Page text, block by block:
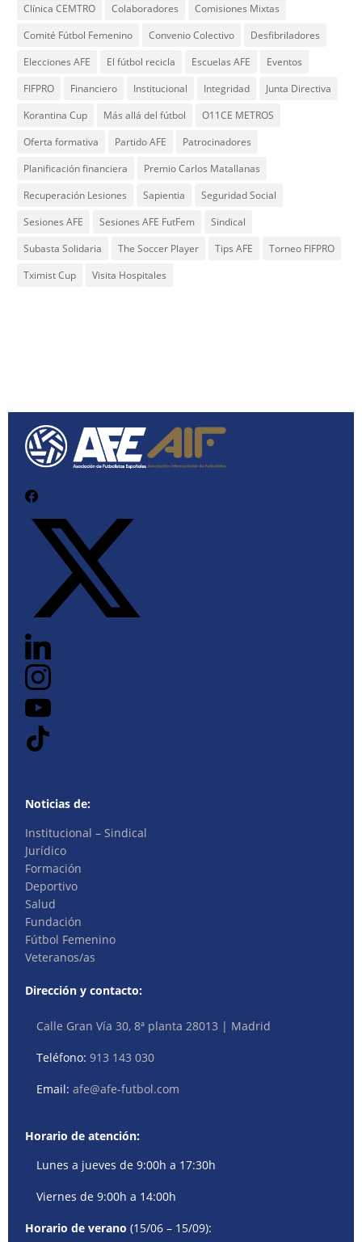
Clínica CEMTRO
Colaboradores
Comisiones Mixtas
Comité Fútbol Femenino
Convenio Colectivo
Desfibriladores
Elecciones AFE
El fútbol recicla Escuelas AFE
Eventos
FIFPRO
Financiero Institucional Integridad
Junta Directiva
Korantina Cup
Más allá del fútbol
O11CE METROS
Oferta formativa
Partido AFE
Patrocinadores
Planificación financiera
Premio Carlos Matallanas
Recuperación Lesiones
Sapientia
Seguridad Social
Sesiones AFE
Sesiones AFE FutFem
Sindical
Subasta Solidaria
The Soccer Player Tips AFE
Torneo FIFPRO
Tximist Cup
Visita Hospitales
Noticias de:
Institucional – Sindical
Jurídico
Formación
Deportivo
Salud
Fundación
Fútbol Femenino
Veteranos/as
Dirección y contacto:
Calle Gran Vía 30, 8ª planta 28013 | Madrid
Teléfono:913 143 030
Email:afe@afe-futbol.com
Horario de atención:
Lunes a jueves de 9:00h a 17:30h
Viernes de 9:00h a 14:00h
Horario de verano (15/06 – 15/09):